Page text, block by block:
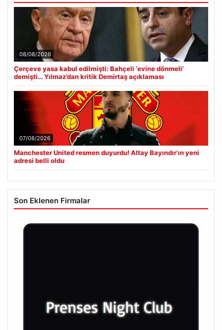
08/08/2026
Çerçeve yasa kabul edilmişti: Bahçeli ‘evine dönmeli’
demişti… Yılmaz’dan kritik Demirtaş açıklaması
07/08/2026
Manchester United resmen duyurdu! Altay Bayındır’ın yeni
adresi belli oldu
Son Eklenen Firmalar